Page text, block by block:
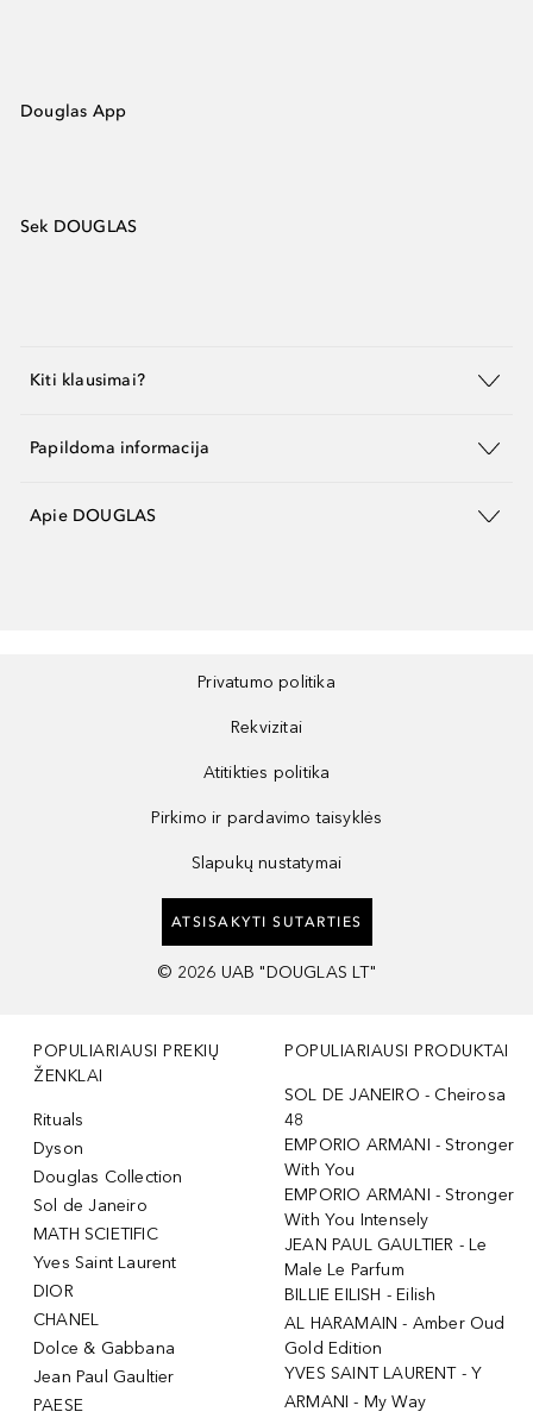
Douglas App
Sek DOUGLAS
Kiti klausimai?
Papildoma informacija
Apie DOUGLAS
Privatumo politika
Rekvizitai
Atitikties politika
Pirkimo ir pardavimo taisyklės
Slapukų nustatymai
ATSISAKYTI SUTARTIES
© 2026 UAB "DOUGLAS LT"
POPULIARIAUSI PREKIŲ
ŽENKLAI
Rituals
Dyson
Douglas Collection
Sol de Janeiro
MATH SCIETIFIC
Yves Saint Laurent
DIOR
CHANEL
Dolce & Gabbana
Jean Paul Gaultier
PAESE
POPULIARIAUSI PRODUKTAI
SOL DE JANEIRO - Cheirosa
48
EMPORIO ARMANI - Stronger
With You
EMPORIO ARMANI - Stronger
With You Intensely
JEAN PAUL GAULTIER - Le
Male Le Parfum
BILLIE EILISH - Eilish
AL HARAMAIN - Amber Oud
Gold Edition
YVES SAINT LAURENT - Y
ARMANI - My Way